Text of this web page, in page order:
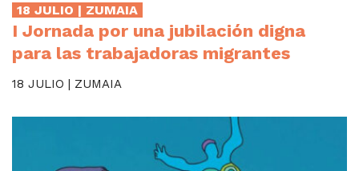
18 JULIO | ZUMAIA
I Jornada por una jubilación digna
para las trabajadoras migrantes
18 JULIO | ZUMAIA